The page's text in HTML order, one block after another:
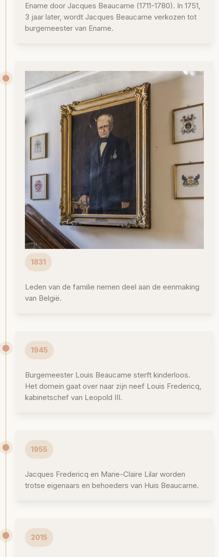
Ename door Jacques Beaucarne (1711-1780). In 1751,
3 jaar later, wordt Jacques Beaucarne verkozen tot
burgemeester van Ename.
1831
Leden van de familie nemen deel aan de eenmaking
van België.
1945
Burgemeester Louis Beaucarne sterft kinderloos.
Het domein gaat over naar zijn neef Louis Fredericq,
kabinetschef van Leopold III.
1955
Jacques Fredericq en Marie-Claire Lilar worden
trotse eigenaars en behoeders van Huis Beaucarne.
2015